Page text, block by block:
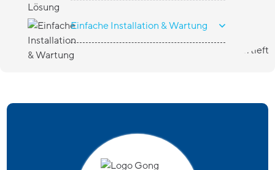
Einfache Installation & Wartung